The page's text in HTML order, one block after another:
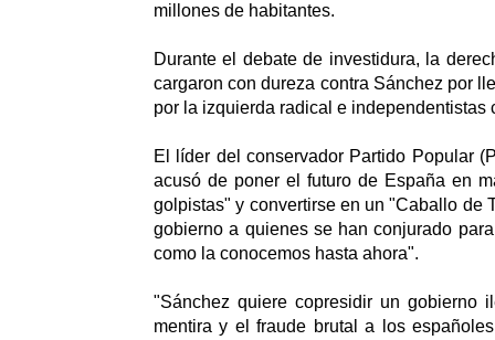
millones de habitantes.
Durante el debate de investidura, la
cargaron con dureza contra Sánchez por
por la izquierda radical e independentistas
El líder del conservador Partido Popular
acusó de poner el futuro de España en
golpistas" y convertirse en un "Caballo de
gobierno a quienes se han conjurado
como la conocemos hasta ahora".
"Sánchez quiere copresidir un gobierno
mentira y el fraude brutal a los